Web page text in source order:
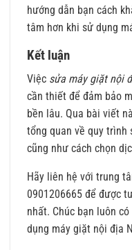
hướng dẫn bạn cách
tâm hơn khi sử dụng
Kết luận
Việc sửa máy giặt nội
cần thiết để đảm bảo
bền lâu. Qua bài viết
tổng quan về quy trình
cũng như cách chọn
Hãy liên hệ với trung
0901206665 để được
nhất. Chúc bạn luôn
dụng máy giặt nội địa